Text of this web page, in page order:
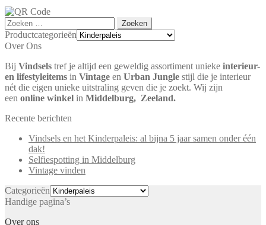
Zoeken
naar:
Productcategorieën
Over Ons
Bij Vindsels tref je altijd een geweldig assortiment unieke interieur-
en lifestyleitems in Vintage en Urban Jungle stijl die je interieur
nét die eigen unieke uitstraling geven die je zoekt. Wij zijn
een online winkel in Middelburg, Zeeland.
Recente berichten
Vindsels en het Kinderpaleis: al bijna 5 jaar samen onder één
dak!
Selfiespotting in Middelburg
Vintage vinden
Categorieën
Handige pagina’s
Over ons